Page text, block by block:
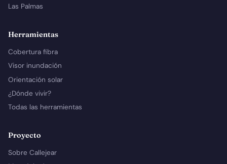
Las Palmas
Herramientas
Cobertura fibra
Visor inundación
Orientación solar
¿Dónde vivir?
Todas las herramientas
Proyecto
Sobre Callejear